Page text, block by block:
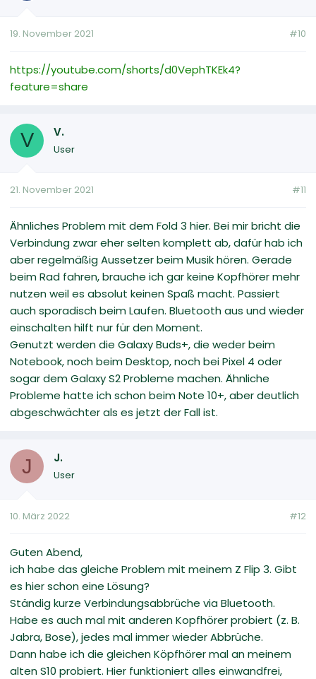
19. November 2021 #10
https://youtube.com/shorts/d0VephTKEk4?
feature=share
V V.
User
21. November 2021 #11
Ähnliches Problem mit dem Fold 3 hier. Bei mir bricht die
Verbindung zwar eher selten komplett ab, dafür hab ich
aber regelmäßig Aussetzer beim Musik hören. Gerade
beim Rad fahren, brauche ich gar keine Kopfhörer mehr
nutzen weil es absolut keinen Spaß macht. Passiert
auch sporadisch beim Laufen. Bluetooth aus und wieder
einschalten hilft nur für den Moment.
Genutzt werden die Galaxy Buds+, die weder beim
Notebook, noch beim Desktop, noch bei Pixel 4 oder
sogar dem Galaxy S2 Probleme machen. Ähnliche
Probleme hatte ich schon beim Note 10+, aber deutlich
abgeschwächter als es jetzt der Fall ist.
J J.
User
10. März 2022 #12
Guten Abend,
ich habe das gleiche Problem mit meinem Z Flip 3. Gibt
es hier schon eine Lösung?
Ständig kurze Verbindungsabbrüche via Bluetooth.
Habe es auch mal mit anderen Kopfhörer probiert (z. B.
Jabra, Bose), jedes mal immer wieder Abbrüche.
Dann habe ich die gleichen Köpfhörer mal an meinem
alten S10 probiert. Hier funktioniert alles einwandfrei,